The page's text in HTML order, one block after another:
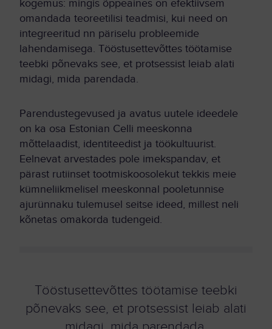
kogemus: mingis õppeaines on efektiivsem
omandada teoreetilisi teadmisi, kui need on
integreeritud nn päriselu probleemide
lahendamisega. Tööstusettevõttes töötamise
teebki põnevaks see, et protsessist leiab alati
midagi, mida parendada.
Parendustegevused ja avatus uutele ideedele
on ka osa Estonian Celli meeskonna
mõttelaadist, identiteedist ja töökultuurist.
Eelnevat arvestades pole imekspandav, et
pärast rutiinset tootmiskoosolekut tekkis meie
kümneliikmelisel meeskonnal pooletunnise
ajurünnaku tulemusel seitse ideed, millest neli
kõnetas omakorda tudengeid.
Tööstusettevõttes töötamise teebki
põnevaks see, et protsessist leiab alati